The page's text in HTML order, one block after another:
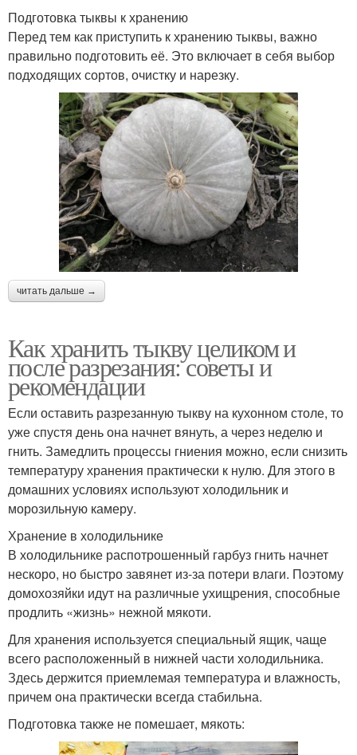
Подготовка тыквы к хранению
Перед тем как приступить к хранению тыквы, важно
правильно подготовить её. Это включает в себя выбор
подходящих сортов, очистку и нарезку.
читать дальше →
Как хранить тыкву целиком и
после разрезания: советы и
рекомендации
Если оставить разрезанную тыкву на кухонном столе, то
уже спустя день она начнет вянуть, а через неделю и
гнить. Замедлить процессы гниения можно, если снизить
температуру хранения практически к нулю. Для этого в
домашних условиях используют холодильник и
морозильную камеру.
Хранение в холодильнике
В холодильнике распотрошенный гарбуз гнить начнет
нескоро, но быстро завянет из-за потери влаги. Поэтому
домохозяйки идут на различные ухищрения, способные
продлить «жизнь» нежной мякоти.
Для хранения используется специальный ящик, чаще
всего расположенный в нижней части холодильника.
Здесь держится приемлемая температура и влажность,
причем она практически всегда стабильна.
Подготовка также не помешает, мякоть: